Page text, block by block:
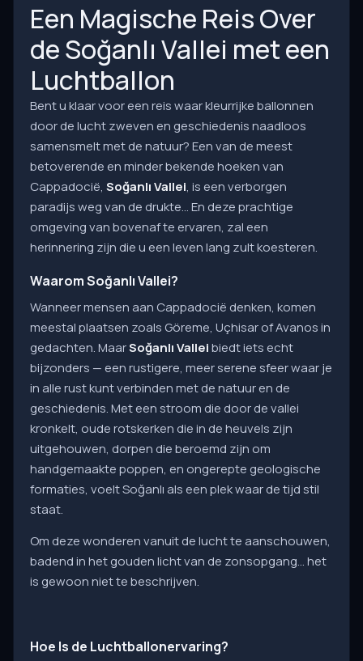
Een Magische Reis Over
de Soğanlı Vallei met een
Luchtballon
Bent u klaar voor een reis waar kleurrijke ballonnen
door de lucht zweven en geschiedenis naadloos
samensmelt met de natuur? Een van de meest
betoverende en minder bekende hoeken van
Cappadocië, Soğanlı Vallei, is een verborgen
paradijs weg van de drukte… En deze prachtige
omgeving van bovenaf te ervaren, zal een
herinnering zijn die u een leven lang zult koesteren.
Waarom Soğanlı Vallei?
Wanneer mensen aan Cappadocië denken, komen
meestal plaatsen zoals Göreme, Uçhisar of Avanos in
gedachten. MaarSoğanlı Valleibiedt iets echt
bijzonders — een rustigere, meer serene sfeer waar je
in alle rust kunt verbinden met de natuur en de
geschiedenis. Met een stroom die door de vallei
kronkelt, oude rotskerken die in de heuvels zijn
uitgehouwen, dorpen die beroemd zijn om
handgemaakte poppen, en ongerepte geologische
formaties, voelt Soğanlı als een plek waar de tijd stil
staat.
Om deze wonderen vanuit de lucht te aanschouwen,
badend in het gouden licht van de zonsopgang... het
is gewoon niet te beschrijven.
Hoe Is de Luchtballonervaring?